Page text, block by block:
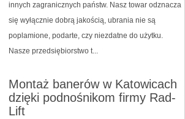
innych zagranicznych państw. Nasz towar odznacza
się wyłącznie dobrą jakością, ubrania nie są
poplamione, podarte, czy niezdatne do użytku.
Nasze przedsiębiorstwo t...
Montaż banerów w Katowicach
dzięki podnośnikom firmy Rad-
Lift